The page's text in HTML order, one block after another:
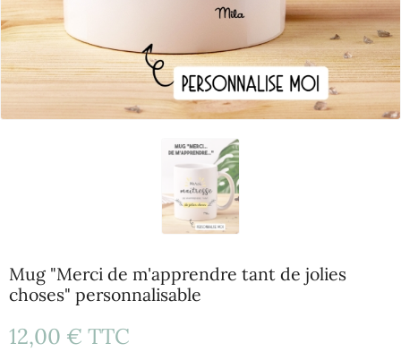
Mug "Merci de m'apprendre tant de jolies
choses" personnalisable
12,00 € TTC